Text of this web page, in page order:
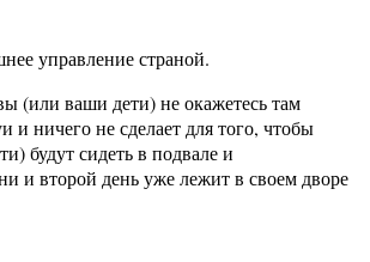
управление страной.
(или ваши дети) не окажетесь там
ничего не сделает для того, чтобы
будут сидеть в подвале и
и второй день уже лежит в своем дворе